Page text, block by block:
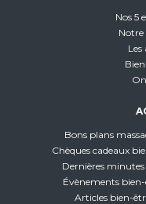
Nos 5
Notre
Les
Bons plans
Chèques cadeaux
Dernières minutes
Évènements
Articles bien-